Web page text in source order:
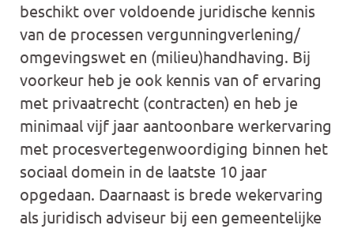
beschikt over voldoende juridische kennis
van de processen vergunningverlening/
omgevingswet en (milieu)handhaving. Bij
voorkeur heb je ook kennis van of ervaring
met privaatrecht (contracten) en heb je
minimaal vijf jaar aantoonbare werkervaring
met procesvertegenwoordiging binnen het
sociaal domein in de laatste 10 jaar
opgedaan. Daarnaast is brede wekervaring
als juridisch adviseur bij een gemeentelijke